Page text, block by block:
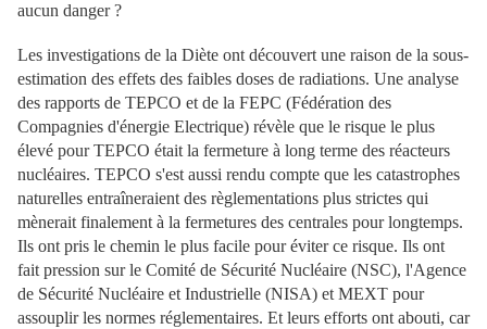
aucun danger ?
Les investigations de la Diète ont découvert une raison de la sous-
estimation des effets des faibles doses de radiations. Une analyse
des rapports de TEPCO et de la FEPC (Fédération des
Compagnies d'énergie Electrique) révèle que le risque le plus
élevé pour TEPCO était la fermeture à long terme des réacteurs
nucléaires. TEPCO s'est aussi rendu compte que les catastrophes
naturelles entraîneraient des règlementations plus strictes qui
mènerait finalement à la fermetures des centrales pour longtemps.
Ils ont pris le chemin le plus facile pour éviter ce risque. Ils ont
fait pression sur le Comité de Sécurité Nucléaire (NSC), l'Agence
de Sécurité Nucléaire et Industrielle (NISA) et MEXT pour
assouplir les normes réglementaires. Et leurs efforts ont abouti, car